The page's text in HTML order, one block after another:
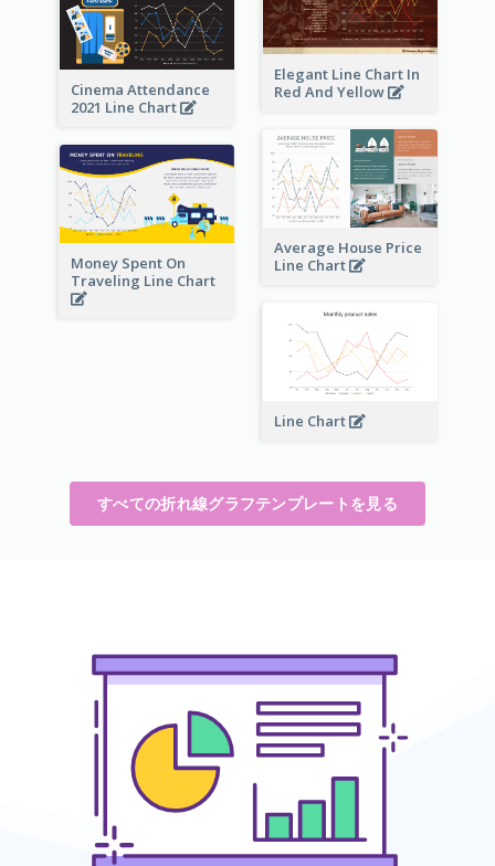
Elegant Line Chart In
Red And Yellow
Cinema Attendance
2021 Line Chart
Average House Price
Line Chart
Money Spent On
Traveling Line Chart
Line Chart
すべての折れ線グラフテンプレートを見る